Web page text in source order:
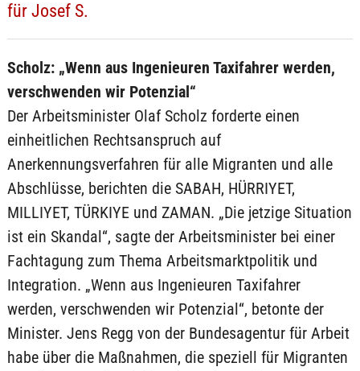
für Josef S.
Scholz: „Wenn aus Ingenieuren Taxifahrer werden,
verschwenden wir Potenzial“
Der Arbeitsminister Olaf Scholz forderte einen
einheitlichen Rechtsanspruch auf
Anerkennungsverfahren für alle Migranten und alle
Abschlüsse, berichten die SABAH, HÜRRIYET,
MILLIYET, TÜRKIYE und ZAMAN. „Die jetzige Situation
ist ein Skandal“, sagte der Arbeitsminister bei einer
Fachtagung zum Thema Arbeitsmarktpolitik und
Integration. „Wenn aus Ingenieuren Taxifahrer
werden, verschwenden wir Potenzial“, betonte der
Minister. Jens Regg von der Bundesagentur für Arbeit
habe über die Maßnahmen, die speziell für Migranten